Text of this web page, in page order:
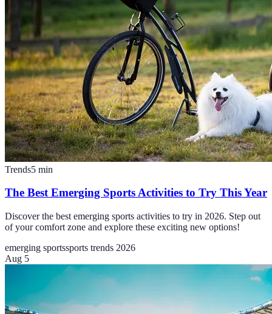
Trends5 min
The Best Emerging Sports Activities to Try This Year
Discover the best emerging sports activities to try in 2026. Step out
of your comfort zone and explore these exciting new options!
emerging sportssports trends 2026
Aug 5